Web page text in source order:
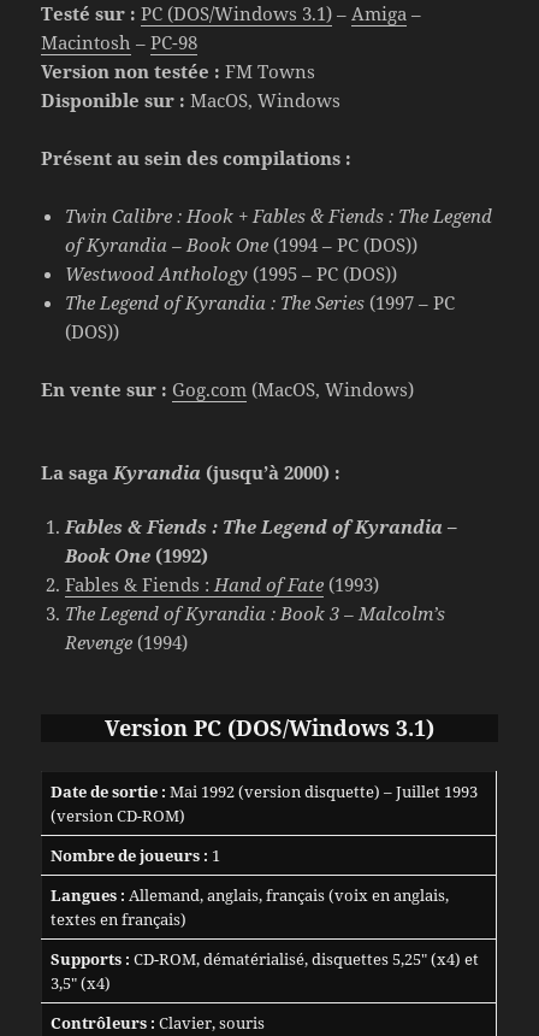
Testé sur : PC (DOS/Windows 3.1) –Amiga –
Macintosh –PC-98
Version non testée : FM Towns
Disponible sur : MacOS, Windows
Présent au sein des compilations :
Twin Calibre : Hook + Fables & Fiends : The Legend
of Kyrandia – Book One (1994 – PC (DOS))
Westwood Anthology (1995 – PC (DOS))
The Legend of Kyrandia : The Series (1997 – PC
(DOS))
En vente sur : Gog.com (MacOS, Windows)
La sagaKyrandia (jusqu’à 2000) :
Fables & Fiends : The Legend of Kyrandia –
Book One (1992)
Fables & Fiends :Hand of Fate (1993)
The Legend of Kyrandia : Book 3 – Malcolm’s
Revenge (1994)
Version PC (DOS/Windows 3.1)
Date de sortie : Mai 1992 (version disquette) – Juillet 1993
(version CD-ROM)
Nombre de joueurs : 1
Langues : Allemand, anglais, français (voix en anglais,
textes en français)
Supports : CD-ROM, dématérialisé, disquettes 5,25″ (x4) et
3,5″ (x4)
Contrôleurs : Clavier, souris